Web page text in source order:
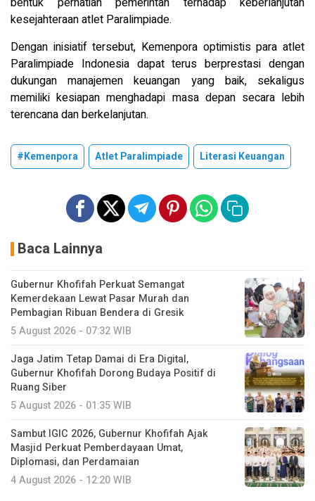
kesejahteraan atlet Paralimpiade.
Dengan inisiatif tersebut, Kemenpora optimistis para atlet
Paralimpiade Indonesia dapat terus berprestasi dengan
dukungan manajemen keuangan yang baik, sekaligus
memiliki kesiapan menghadapi masa depan secara lebih
terencana dan berkelanjutan.
#Kemenpora Atlet Paralimpiade Literasi Keuangan
Baca Lainnya
Gubernur Khofifah Perkuat Semangat
Kemerdekaan Lewat Pasar Murah dan
Pembagian Ribuan Bendera di Gresik
5 August 2026 - 07:32 WIB
Jaga Jatim Tetap Damai di Era Digital,
Gubernur Khofifah Dorong Budaya Positif di
Ruang Siber
5 August 2026 - 01:35 WIB
Sambut IGIC 2026, Gubernur Khofifah Ajak
Masjid Perkuat Pemberdayaan Umat,
Diplomasi, dan Perdamaian
4 August 2026 - 12:20 WIB